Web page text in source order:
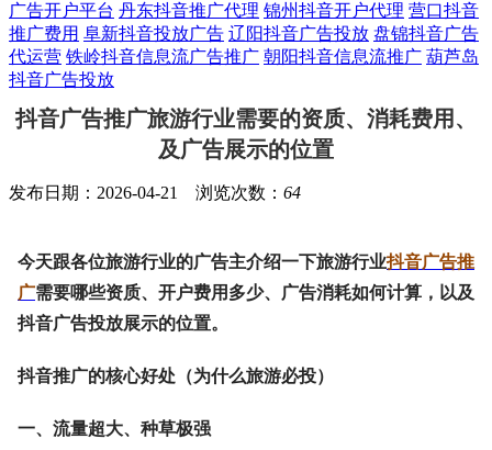
广告开户平台 丹东抖音推广代理 锦州抖音开户代理 营口抖音
推广费用 阜新抖音投放广告 辽阳抖音广告投放 盘锦抖音广告
代运营 铁岭抖音信息流广告推广 朝阳抖音信息流推广 葫芦岛
抖音广告投放
抖音广告推广旅游行业需要的资质、消耗费用、
及广告展示的位置
发布日期：2026-04-21 浏览次数： 64
今天跟各位旅游行业的广告主介绍一下旅游行业抖音广告推
广需要哪些资质、开户费用多少、广告消耗如何计算，以及
抖音广告投放展示的位置。
抖音推广的核心好处（为什么旅游必投）
一、流量超大、种草极强